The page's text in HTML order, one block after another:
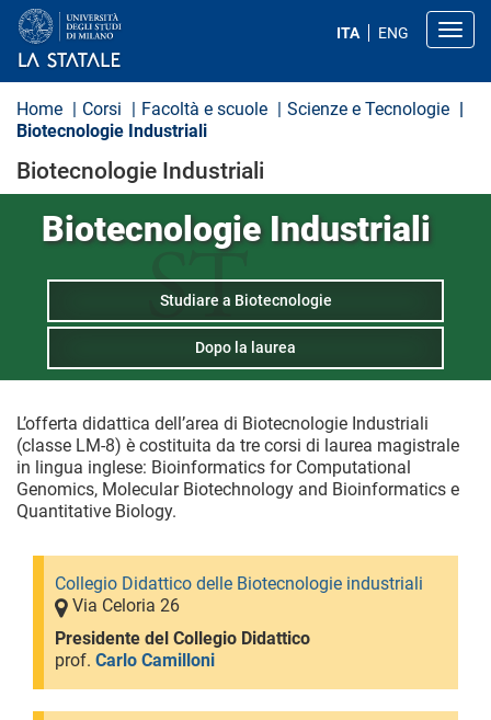
a
t
c
ITA ENG
Home Corsi Facoltà e scuole
Scienze e Tecnologie
Biotecnologie Industriali
Biotecnologie Industriali
Biotecnologie Industriali
Dopo la laurea
Studiare a Biotecnologie
L’offerta didattica dell’area di Biotecnologie Industriali
(classe LM-8) è costituita da tre corsi di laurea magistrale
in lingua inglese: Bioinformatics for Computational
Genomics, Molecular Biotechnology and Bioinformatics e
Quantitative Biology.
Collegio Didattico delle Biotecnologie industriali
Via Celoria 26
Presidente del Collegio Didattico
prof. Carlo Camilloni